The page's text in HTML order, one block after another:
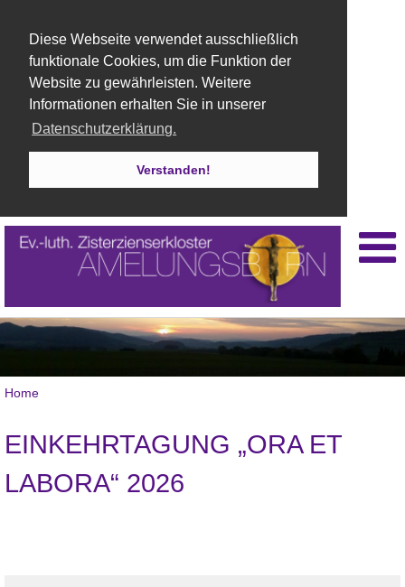
Diese Webseite verwendet ausschließlich
funktionale Cookies, um die Funktion der
Website zu gewährleisten. Weitere
Informationen erhalten Sie in unserer
Datenschutzerklärung.
Verstanden!
Home
EINKEHRTAGUNG „ORA ET
LABORA“ 2026